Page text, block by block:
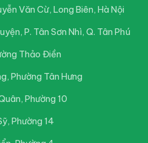
Văn Cừ, Long Biên, Hà Nội
P. Tân Sơn Nhì, Q. Tân Phú
Thảo Điền
Phường Tân Hưng
Phường 10
Phường 14